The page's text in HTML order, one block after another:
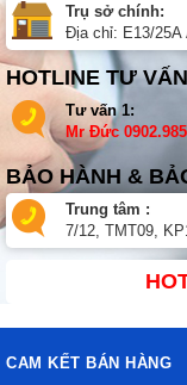
Trụ sở chính:
Địa chỉ: E13/25A
HOTLINE TƯ VẤN
Tư vấn 1:
Mr Đức
BẢO HÀNH &
Trung tâm :
7/12, TMT09,
CAM KẾT BÁN HÀNG